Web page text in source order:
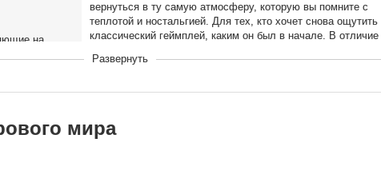
на
вернуться в ту самую атмосферу, которую вы помните с
теплотой и ностальгией. Для тех, кто хочет снова ощутить
классический геймплей, каким он был в начале. В отличие
чтобы вы могли снова пережить те самые впечатления. Это
элемент напоминает о старых добрых временах
Развернуть
мира